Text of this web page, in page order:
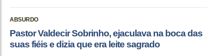
ABSURDO
Pastor Valdecir Sobrinho, ejaculava na boca das
suas fiéis e dizia que era leite sagrado